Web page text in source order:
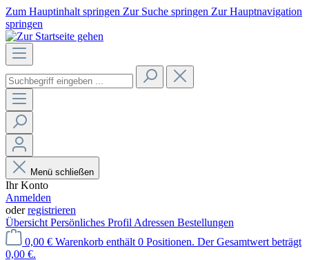
Zum Hauptinhalt springen Zur Suche springen Zur Hauptnavigation
springen
Menü schließen
Ihr Konto
Anmelden
oderregistrieren
Übersicht Persönliches Profil Adressen Bestellungen
0,00 € Warenkorb enthält 0 Positionen. Der Gesamtwert beträgt
0,00 €.